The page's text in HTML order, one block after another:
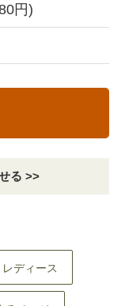
円)
る >>
レディース